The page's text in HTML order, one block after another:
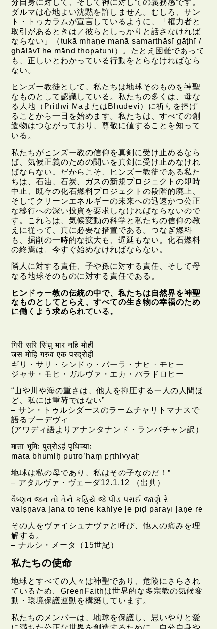
分自身に対して、そして神に対しての義務感です。
ダルマは心地よい沈黙を許しません。むしろ、サン
ト・トゥカラムが宣言しているように、「権力者と
取引があるときは／彼らとしっかりと話さなければ
ならない」（tukā mhaṇe manā samarthāsī gāṭhī /
ghālāvī he māṇḍ thopaṭuni）。たとえ困難であって
も、正しいとわかっている行動をとらなければなら
ない。
ヒンズー教徒として、私たちは地球そのものを神聖
なものとして認識している。私たちの多くは、母な
る大地（Prithvi MaまたはBhudevi）に祈りを捧げ
ることから一日を始めます。私たちは、すべての創
造物はつながっており、尊敬に値することを知って
いる。
私たちがヒンズー教の信仰を真剣に受け止めるなら
ば、気候正義のための闘いを真剣に受け止めなけれ
ばならない。だからこそ、ヒンズー教徒である私た
ちは、石油、石炭、ガスの新規プロジェクトの即時
中止、既存の化石燃料プロジェクトの段階的廃止、
そしてクリーンエネルギーの未来への迅速かつ公正
な移行への深い投資を要求しなければならないので
す。これらは、気候変動の科学と私たちの信仰の教
えに従って、真に必要な措置である。つなぎ燃料
も、掘削の一時的な拡大も、遅延もない。化石燃料
の終焉は、今すぐ始めなければならない。
隣人に対する責任、子や孫に対する責任、そして母
なる地球そのものに対する責任である。
ヒンドゥー教の伝統の中で、私たちは自然界を神聖
なものとしてとらえ、すべての生き物の幸福のため
に働くよう求められている。
गिरी सरि सिंधु भार नहि मोही
जस मोहि गरुव एक परद्रोही
ギリ・サリ・シンドゥ・バーラ・ナヒ・モヒー
ジャサ・モヒ・ガルヴァ・エカ・パラドロヒー
“山や川や海の重さは、他人を抑圧する一人の人間ほ
ど、私には重荷ではない”
– サン・トゥルシダースのラームチャリトマナスで
語るブーデヴィ
(アワディ語よりアナンタナンド・ランバチャン訳）
माता भूमिः पुत्रोऽहं पृथिव्याः
mātā bhūmiḥ putro’haṃ pṛthivyāḥ
地球は私の母であり、私はその子なのだ！”
– アタルヴァ・ヴェーダ12.1.12 （出典）
વૈષ્ણવ જન તો તેને કહિયે જે પીડ પરાઈ જાણે રે
vaiṣṇava jana to tene kahiye je pīḍ parāyī jāṇe re
その人をヴァイシュナヴァと呼び、他人の痛みを理
解する。
– ナルシ・メータ（15世紀）
私たちの使命
地球とすべての人々は神聖であり、危険にさらされ
ているため、GreenFaithは世界的な多宗教の気候変
動・環境保護運動を構築しています。
私たちのメンバーは、地球を保護し、思いやりと愛
に満ちた公正な世界を創造するために、自分自身や